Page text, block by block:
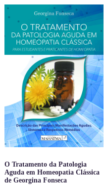
O Tratamento da Patologia
Aguda em Homeopatia Clássica
de Georgina Fonseca